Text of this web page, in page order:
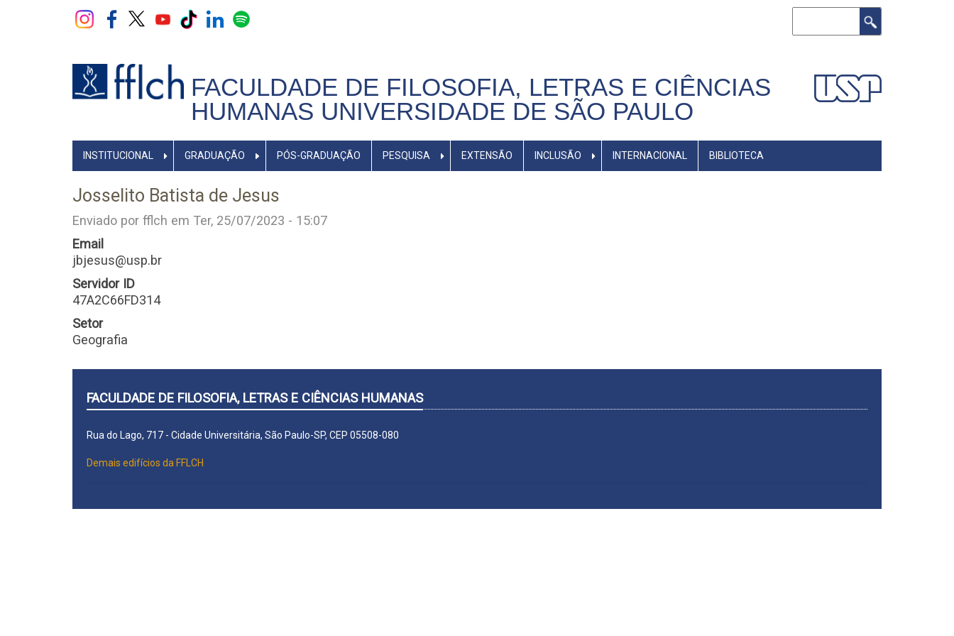
FACULDADE DE FILOSOFIA, LETRAS E CIÊNCIAS
HUMANAS UNIVERSIDADE DE SÃO PAULO
NAVEGADOR
PRINCIPAL
INSTITUCIONAL GRADUAÇÃO PÓS-GRADUAÇÃO PESQUISA EXTENSÃO INCLUSÃO INTERNACIONAL BIBLIOTECA
Josselito Batista de Jesus
Enviado por fflch em Ter, 25/07/2023 - 15:07
Email
jbjesus@usp.br
Servidor ID
47A2C66FD314
Setor
Geografia
FACULDADE DE FILOSOFIA, LETRAS E CIÊNCIAS HUMANAS
Rua do Lago, 717 - Cidade Universitária, São Paulo-SP, CEP 05508-080
Demais edifícios da FFLCH